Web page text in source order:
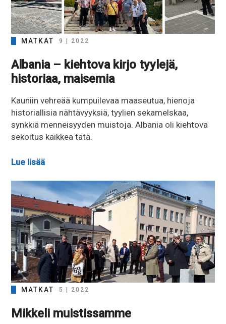
MATKAT 9 | 2022
Albania – kiehtova kirjo tyylejä,
historiaa, maisemia
Kauniin vehreää kumpuilevaa maaseutua, hienoja
historiallisia nähtävyyksiä, tyylien sekamelskaa,
synkkiä menneisyyden muistoja. Albania oli kiehtova
sekoitus kaikkea tätä.
Lue lisää
MATKAT 5 | 2022
Mikkeli muistissamme